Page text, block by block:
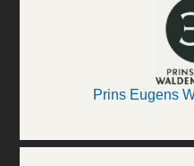
Prins Eugens